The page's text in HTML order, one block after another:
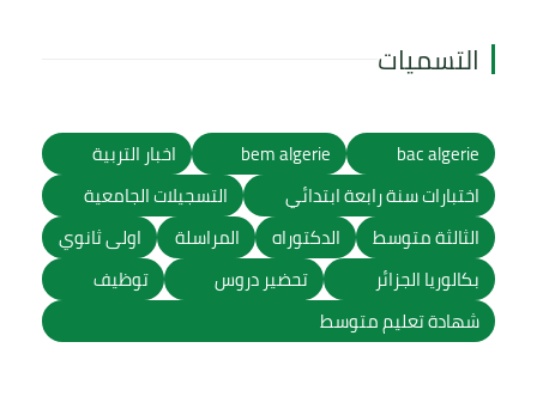
التسميات
bac algerie
bem algerie
اخبار التربية
اختبارات سنة رابعة ابتدائي
التسجيلات الجامعية
الثالثة متوسط
الدكتوراه المراسلة
اولى ثانوي
بكالوريا الجزائر
تحضير دروس
توظيف
شهادة تعليم متوسط